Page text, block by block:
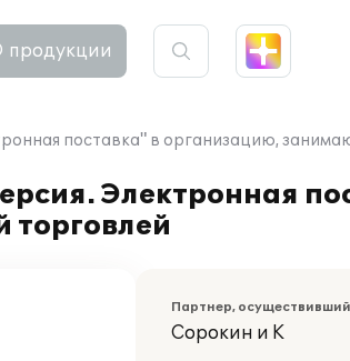
продукции
поставка" в организацию,
Электронная
Партнер,
Сорокин и К